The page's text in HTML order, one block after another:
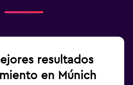
resultados
en Múnich